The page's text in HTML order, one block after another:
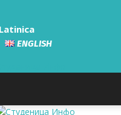
Latinica
ENGLISH